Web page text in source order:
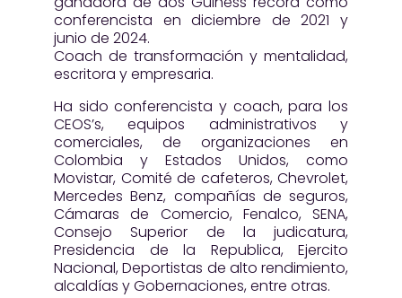
conferencista en diciembre de 2021 y
junio de 2024.
Coach de transformación y mentalidad,
escritora y empresaria.
Ha sido conferencista y coach, para los
CEOS’s, equipos administrativos y
comerciales, de organizaciones en
Colombia y Estados Unidos, como
Movistar, Comité de cafeteros, Chevrolet,
Mercedes Benz, compañías de seguros,
Cámaras de Comercio, Fenalco, SENA,
Consejo Superior de la judicatura,
Presidencia de la Republica, Ejercito
Nacional, Deportistas de alto rendimiento,
alcaldías y Gobernaciones, entre otras.